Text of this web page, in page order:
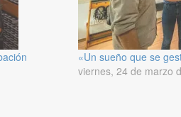
«Un sueño que se
viernes, 24 de marzo